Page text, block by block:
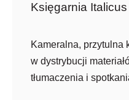
Księgarnia Italicus
Kameralna, przytulna
w dystrybucji
tłumaczenia i